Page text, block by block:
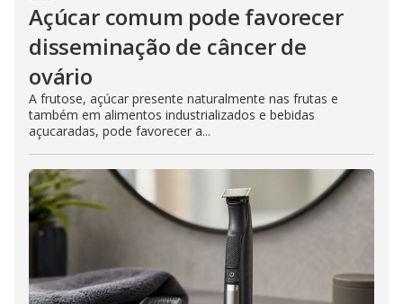
Açúcar comum pode favorecer
disseminação de câncer de
ovário
A frutose, açúcar presente naturalmente nas frutas e
também em alimentos industrializados e bebidas
açucaradas, pode favorecer a...